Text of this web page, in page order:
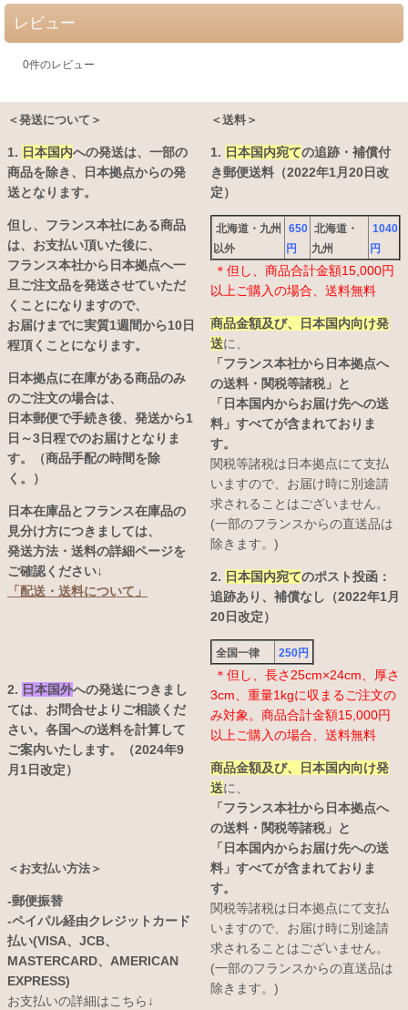
レビュー
0件のレビュー
＜発送について＞
1. 日本国内への発送は、 一部の
商品を除き、日本拠点からの発
送となります。
但し、フランス本社にある商品
は、お支払い頂いた後に、
フランス本社から日本拠点へ一
旦ご注文品を発送させていただ
くことになりますので、
お届けまでに実質1週間から10日
程頂くことになります。
日本拠点に在庫がある商品のみ
のご注文の場合は、
日本郵便で手続き後、発送から1
日～3日程でのお届けとなりま
す。（商品手配の時間を除
く。）
日本在庫品とフランス在庫品の
見分け方につきましては、
発送方法・送料の詳細ページを
ご確認ください↓
「配送・送料について」
2. 日本国外への発送につきまし
ては、お問合せよりご相談くだ
さい。各国への送料を計算して
ご案内いたします。（2024年9
月1日改定）
＜お支払い方法＞
-郵便振替
-ペイパル経由クレジットカード
払い(VISA、JCB、
MASTERCARD、AMERICAN
EXPRESS)
お支払いの詳細はこちら↓
＜送料＞
1. 日本国内宛ての追跡・補償付
き郵便送料（2022年1月20日改
定）
北海道・九州
以外
650
円
北海道・
九州
1040
円
＊但し、商品合計金額15,000円
以上ご購入の場合、送料無料
商品金額及び、日本国内向け発
送に、
「フランス本社から日本拠点へ
の送料・関税等諸税」と
「日本国内からお届け先への送
料」すべてが含まれておりま
す。
関税等諸税は日本拠点にて支払
いますので、お届け時に別途請
求されることはございません。
(一部のフランスからの直送品は
除きます。)
2. 日本国内宛てのポスト投函：
追跡あり、補償なし（2022年1月
20日改定）
全国一律 250円
＊但し、長さ25cm×24cm、厚さ
3cm、重量1kgに収まるご注文の
み対象。商品合計金額15,000円
以上ご購入の場合、送料無料
商品金額及び、日本国内向け発
送に、
「フランス本社から日本拠点へ
の送料・関税等諸税」と
「日本国内からお届け先への送
料」すべてが含まれておりま
す。
関税等諸税は日本拠点にて支払
いますので、お届け時に別途請
求されることはございません。
(一部のフランスからの直送品は
除きます。)